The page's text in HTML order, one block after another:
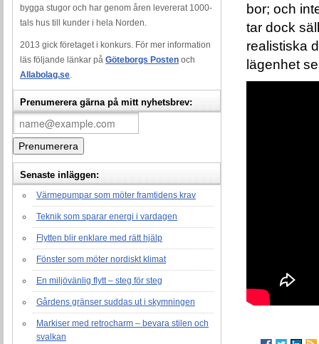
bygga stugor och har genom åren levererat 1000-
tals hus till kunder i hela Norden.
2013 gick företaget i konkurs. För mer information
läs följande länkar på Göteborgs Posten och
Allabolag.se
Prenumerera gärna på mitt nyhetsbrev:
Senaste inläggen:
Värmepumpar som möter framtidens krav
Teknik som sparar energi i vardagen
Flytten blir enklare med rätt hjälp
Fönster som möter nordiskt klimat
En miljövänlig flytt – steg för steg
Gårdens gränser suddas ut i skymningen
Markiser med retrocharm – bevara stilen och
svalkan
bor; och
tar dock
realistiska
lägenhet